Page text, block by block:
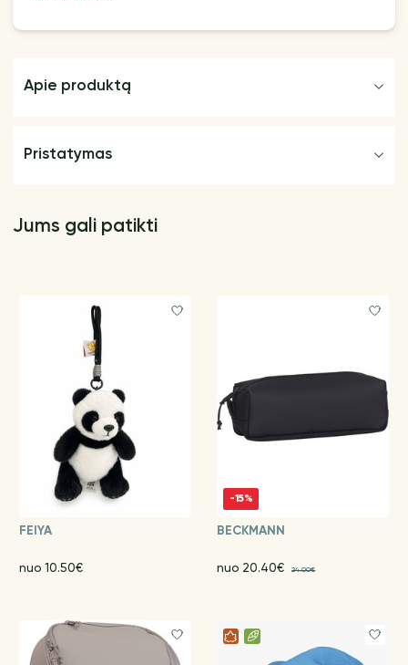
Apie produktą
Pristatymas
Jums gali patikti
FEIYA
nuo 10.50€
-15%
BECKMANN
nuo 20.40€ 24.00€